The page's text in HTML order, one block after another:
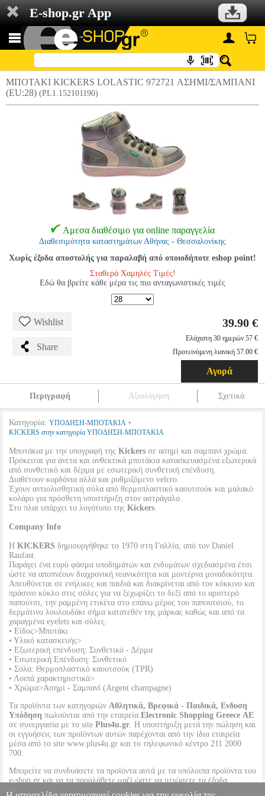
E-shop.gr App
ΜΠΟΤΑΚΙ KICKERS LOLASTIC 972721 ΑΣΗΜΙ/ΣΑΜΠΑΝΙ
(EU:28) (PL1.152101190)
Αμεσα διαθέσιμο για online παραγγελία
Διαθεσιμότητα καταστημάτων Αθήνας - Θεσσαλονίκης
Χωρίς έξοδα αποστολής για παραλαβή από οποιοδήποτε eshop point!
Σταθερά Χαμηλές Τιμές!
Εδώ θα βρείτε κάθε μέρα τις πιο ανταγωνιστικές τιμές
Wishlist
Share
39.90 €
Ελάχιστη 30 ημερών 57 €
Προτεινόμενη λιανική 57.00 €
Αγορά
Περιγραφή Αξιολόγηση Σχετικά
Κατηγορία: ΥΠΟΔΗΣΗ-ΜΠΟΤΑΚΙΑ •
KICKERS στην κατηγορία ΥΠΟΔΗΣΗ-ΜΠΟΤΑΚΙΑ
Μποτάκια με την υπογραφή της Kickers σε ασημί και σαμπανί χρώμα.
Πρόκειται για άνετα και ανθεκτικά μποτάκια κατασκευασμένα εξωτερικά
από συνθετικό και δέρμα με εσωτερική συνθετική επένδυση.
Διαθέτουν κορδόνια αλλά και ρυθμιζόμενο velcro.
Έχουν αντιολισθητική σόλα από θερμοπλαστικό καουτσούκ και μαλακό
κολάρο για πρόσθετη υποστήριξη στον αστράγαλο.
Στο πλαι υπάρχει το λογότυπο της Kickers.
Company Info
Η KICKERS δημιουργήθηκε το 1970 στη Γαλλία, από τον Daniel
Raufast.
Παράγει ένα ευρύ φάσμα υποδημάτων και ενδυμάτων σχεδιασμένα έτσι
ώστε να αποπνέουν διαχρονική νεανικότητα και μοντέρνα μοναδικότητα.
Απευθύνεται σε ενήλικες και παιδιά και διακρίνεται από τον κόκκινο και
πράσινο κύκλο στις σόλες για να ξεχωρίζει το δεξί από το αριστερό
παπούτσι, την ραμμένη ετικέτα στο επάνω μέρος του παπουτσιού, το
δερμάτινο λουλουδάκι σήμα κατατεθέν της μάρκας καθώς και από τα
χαραγμένα eyelets και σόλες.
• Είδος>Μποτάκι
• Υλικό κατασκευής>
• Εξωτερική επένδυση: Συνθετικό - Δέρμα
• Εσωτερική Επένδυση: Συνθετικό
• Σόλα: Θερμοπλαστικό καουτσούκ (TPR)
• Λοιπά χαρακτηριστικά>
• Χρώμα>Ασημί - Σαμπανί (Argent champagne)
Τα προϊόντα των κατηγοριών Αθλητικά, Βρεφικά - Παιδικά, Ενδυση
Υπόδηση πωλούνται από την εταιρεία Electronic Shopping Greece ΑΕ
σε συνεργασία με το site Plus4u.gr. Η υποστήριξη μετά την πώληση και
οι εγγυήσεις των προϊόντων αυτών παρέχονται από την ίδια εταιρεία
μέσα από το site www.plus4u.gr και το τηλεφωνικό κέντρο 211 2000
700.
Μπορείτε να συνδυάσετε τα προϊόντα αυτά με τα υπόλοιπα προϊόντα του
e-shop.gr και να τα παραλάβετε μαζί ώστε να μειώσετε τα έξοδα
αποστολής. Μπορείτε επίσης να παραλάβετε από οποιοδήποτε eshop